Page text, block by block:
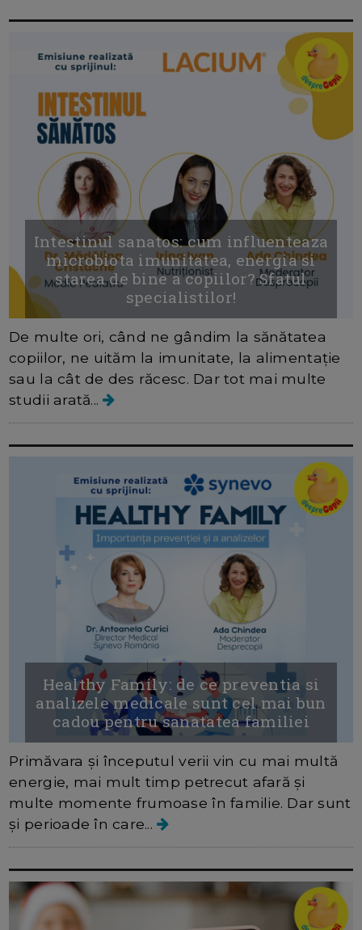
Intestinul sanatos: cum influenteaza
microbiota imunitatea, energia si
starea de bine a copiilor? Sfatul
specialistilor!
De multe ori, când ne gândim la sănătatea
copiilor, ne uităm la imunitate, la alimentație
sau la cât de des răcesc. Dar tot mai multe
studii arată...
Healthy Family: de ce preventia si
analizele medicale sunt cel mai bun
cadou pentru sanatatea familiei
Primăvara și începutul verii vin cu mai multă
energie, mai mult timp petrecut afară și
multe momente frumoase în familie. Dar sunt
și perioade în care...